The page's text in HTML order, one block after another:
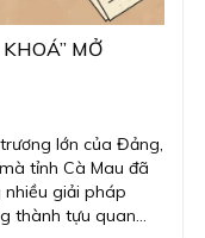
MỞ
lớn của Đảng,
tỉnh Cà Mau đã
giải pháp
thành tựu quan